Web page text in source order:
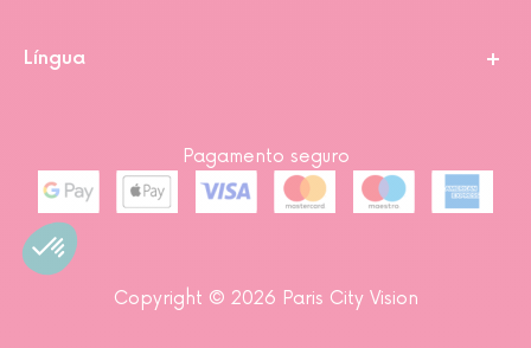
Língua
Pagamento seguro
Copyright © 2026 Paris City Vision